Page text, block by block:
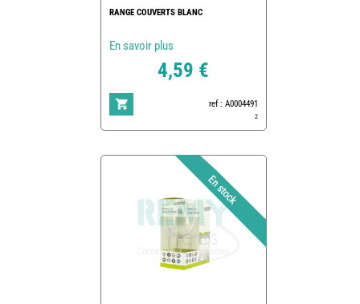
RANGE COUVERTS BLANC
En savoir plus
4,59 €
ref : A0004491
2